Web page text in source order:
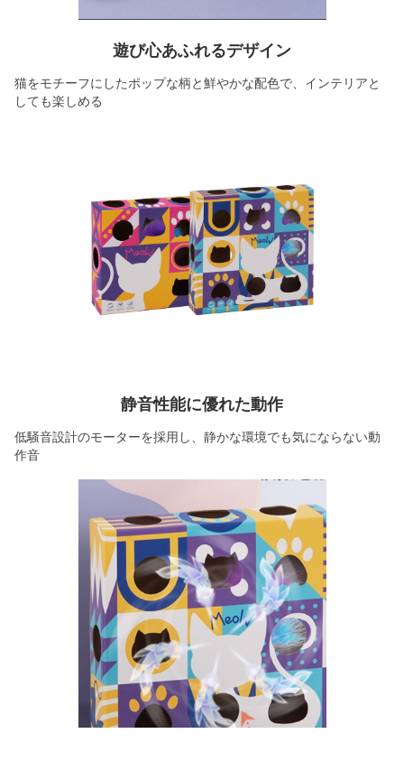
遊び心あふれるデザイン
猫をモチーフにしたポップな柄と鮮やかな配色で、インテリアと
しても楽しめる
静音性能に優れた動作
低騒音設計のモーターを採用し、静かな環境でも気にならない動
作音